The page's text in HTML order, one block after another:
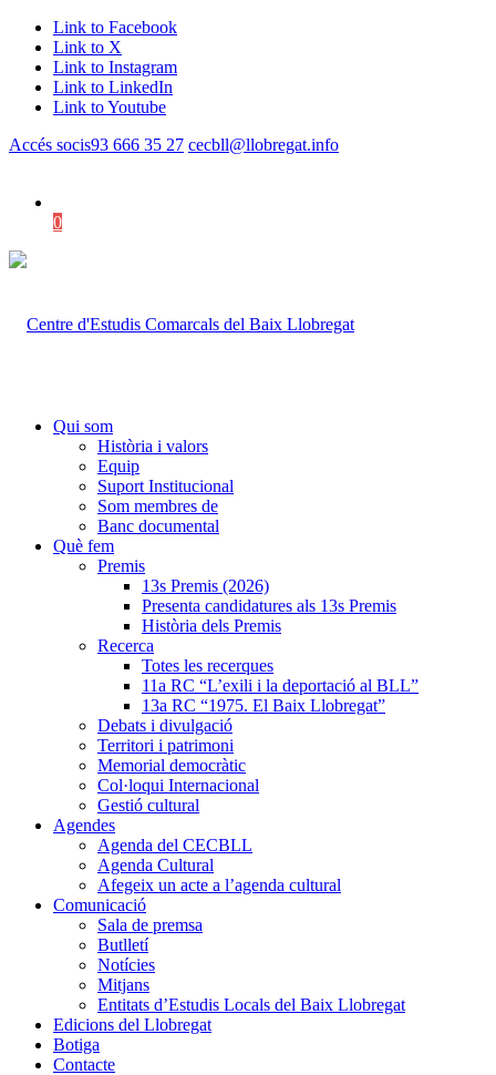
Link to Facebook
Link to X
Link to Instagram
Link to LinkedIn
Link to Youtube
Accés socis93 666 35 27 cecbll@llobregat.info
0
Qui som
Història i valors
Equip
Suport Institucional
Som membres de
Banc documental
Què fem
Premis
13s Premis (2026)
Presenta candidatures als 13s Premis
Història dels Premis
Recerca
Totes les recerques
11a RC “L’exili i la deportació al BLL”
13a RC “1975. El Baix Llobregat”
Debats i divulgació
Territori i patrimoni
Memorial democràtic
Col·loqui Internacional
Gestió cultural
Agendes
Agenda del CECBLL
Agenda Cultural
Afegeix un acte a l’agenda cultural
Comunicació
Sala de premsa
Butlletí
Notícies
Mitjans
Entitats d’Estudis Locals del Baix Llobregat
Edicions del Llobregat
Botiga
Contacte